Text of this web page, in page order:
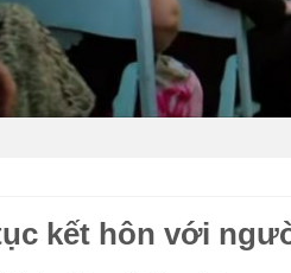
kết hôn với